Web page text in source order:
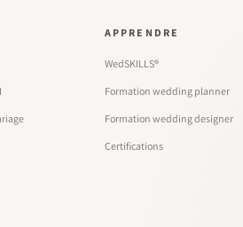
APPRENDRE
WedSKILLS®
Formation wedding planner
Formation wedding designer
Certifications